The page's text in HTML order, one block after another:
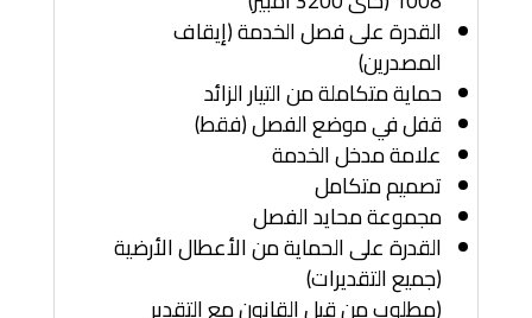
القدرة على فصل الخدمة (إيقاف
المصدرين)
حماية متكاملة من التيار الزائد
قفل في موضع الفصل (فقط)
علامة مدخل الخدمة
تصميم متكامل
مجموعة محايد الفصل
القدرة على الحماية من الأعطال الأرضية
(جميع التقديرات)
(مطلوب من قِبل القانون مع التقدير